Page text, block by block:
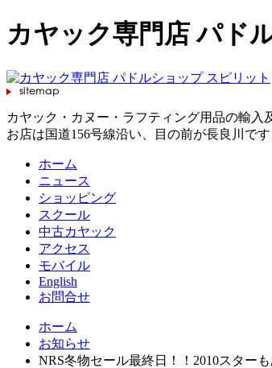
カヤック専門店 パド
カヤック・カヌー・ラフティング用品の輸
お店は国道156号線沿い、目の前が長良川
ホーム
ニュース
ショッピング
スクール
中古カヤック
アクセス
モバイル
English
お問合せ
ホーム
お知らせ
NRS冬物セール最終日！！2010スターも